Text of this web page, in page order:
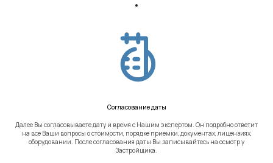
Согласование даты
Далее Вы согласовываете дату и время с Нашим экспертом. Он подробно ответит
на все Ваши вопросы о стоимости, порядке приемки, документах, лицензиях,
оборудовании. После согласования даты Вы записывайтесь на осмотр у
Застройщика.